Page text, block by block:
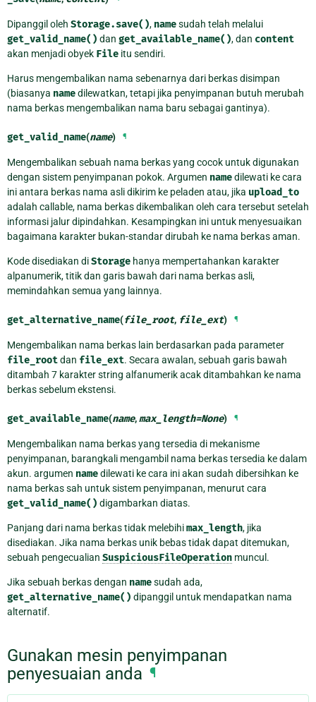
Dipanggil oleh Storage.save(), namesudah telah melalui
get_valid_name() dan get_available_name(), dan content
akan menjadi obyek File itu sendiri.
Harus mengembalikan nama sebenarnya dari berkas disimpan
(biasanya namedilewatkan, tetapi jika penyimpanan butuh merubah
nama berkas mengembalikan nama baru sebagai gantinya).
get_valid_name(name) ¶
Mengembalikan sebuah nama berkas yang cocok untuk digunakan
dengan sistem penyimpanan pokok. Argumen namedilewati ke cara
ini antara berkas nama asli dikirim ke peladen atau, jika upload_to
adalah callable, nama berkas dikembalikan oleh cara tersebut setelah
informasi jalur dipindahkan. Kesampingkan ini untuk menyesuaikan
bagaimana karakter bukan-standar dirubah ke nama berkas aman.
Kode disediakan diStorage hanya mempertahankan karakter
alpanumerik, titik dan garis bawah dari nama berkas asli,
memindahkan semua yang lainnya.
get_alternative_name(file_root, file_ext) ¶
Mengembalikan nama berkas lain berdasarkan pada parameter
file_rootdan file_ext. Secara awalan, sebuah garis bawah
ditambah 7 karakter string alfanumerik acak ditambahkan ke nama
berkas sebelum ekstensi.
get_available_name(name,max_length=None) ¶
Mengembalikan nama berkas yang tersedia di mekanisme
penyimpanan, barangkali mengambil nama berkas tersedia ke dalam
akun. argumen namedilewati ke cara ini akan sudah dibersihkan ke
nama berkas sah untuk sistem penyimpanan, menurut cara
get_valid_name() digambarkan diatas.
Panjang dari nama berkas tidak melebihimax_length, jika
disediakan. Jika nama berkas unik bebas tidak dapat ditemukan,
sebuah pengecualian SuspiciousFileOperation muncul.
Jika sebuah berkas dengan namesudah ada,
get_alternative_name() dipanggil untuk mendapatkan nama
alternatif.
Gunakan mesin penyimpanan
penyesuaian anda ¶